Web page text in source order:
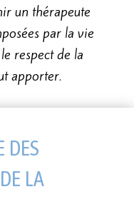
un thérapeute
par la vie
respect de la
apporter.
la